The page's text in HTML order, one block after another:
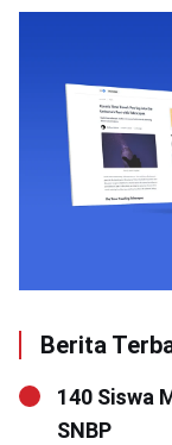
Berita
140 Siswa
SNBP